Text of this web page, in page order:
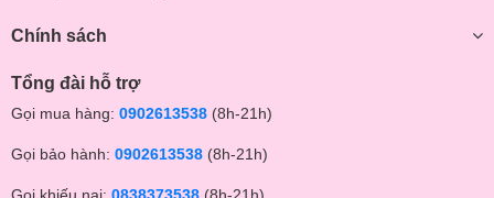
Chính sách
Tổng đài hỗ trợ
Gọi mua hàng: 0902613538 (8h-21h)
Gọi bảo hành: 0902613538 (8h-21h)